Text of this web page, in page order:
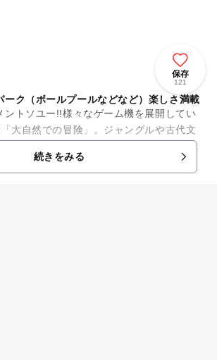
保存
121
ーク（ボールプールなどなど）楽しさ満載
ントソユー!!様々なゲーム機を展開してい
大自然での冒険」。ジャングルや古代文
した内装は、まるで探検家になった気
クワク...続きをみる